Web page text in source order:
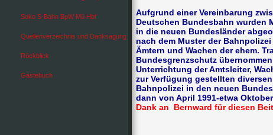
Soko S-Bahn BpW Mü Hbf
Quellenverzeichnis und Danksagung
Rückblick
Gästebuch
Aufgrund einer Vereinbarung
Deutschen Bundesbahn wurden
in die neuen Bundesländer
nach dem Muster der
Ämtern und Wachen der ehem.
Bundesgrenzschutz
Unterrichtung der Amtsleiter,
zur Verfügung gestellten
Bahnpolizei in den neuen
dann von April 1991-etwa
Dank an Bernward für diesen